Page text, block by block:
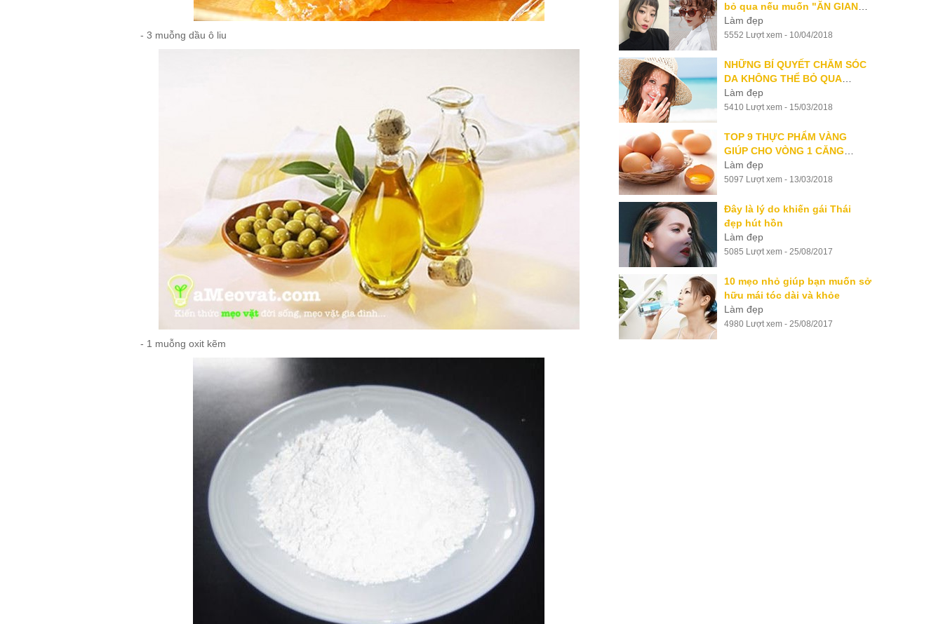
- 3 muỗng dầu ô liu
- 1 muỗng oxit kẽm
bỏ qua nếu muốn "ĂN GIAN
TUỔI"
Làm đẹp
5552 Lượt xem - 10/04/2018
NHỮNG BÍ QUYẾT CHĂM SÓC
DA KHÔNG THỂ BỎ QUA
TRONG NGÀY HÈ NÓNG
Làm đẹp
5410 Lượt xem - 15/03/2018
TOP 9 THỰC PHẨM VÀNG
GIÚP CHO VÒNG 1 CĂNG
TRÒN
Làm đẹp
5097 Lượt xem - 13/03/2018
Đây là lý do khiến gái Thái
đẹp hút hồn
Làm đẹp
5085 Lượt xem - 25/08/2017
10 mẹo nhỏ giúp bạn muốn sở
hữu mái tóc dài và khỏe
Làm đẹp
4980 Lượt xem - 25/08/2017